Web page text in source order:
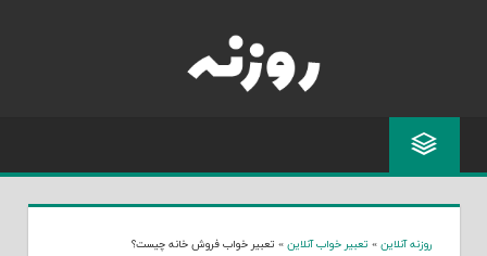
روزنه آنلاین » تعبیر خواب آنلاین » تعبیر خواب فروش خانه چیست؟